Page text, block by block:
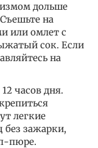
дольше
на
или омлет с
сок. Если
на
часов дня.
легкие
без зажарки,
пюре.